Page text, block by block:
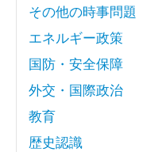
その他の時事問題
エネルギー政策
国防・安全保障
外交・国際政治
教育
歴史認識